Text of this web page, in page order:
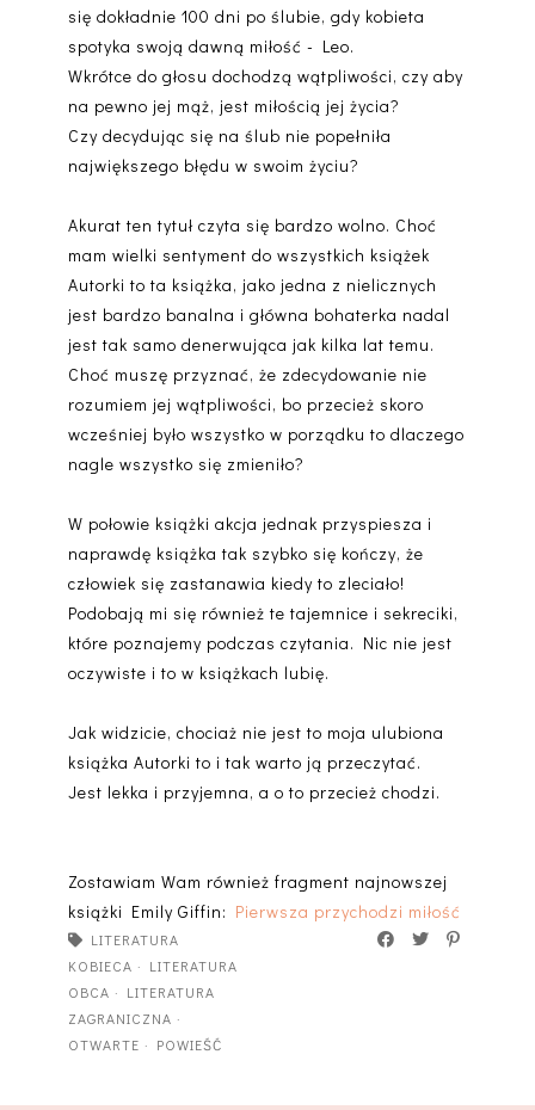
się dokładnie 100 dni po ślubie, gdy kobieta
spotyka swoją dawną miłość - Leo.
Wkrótce do głosu dochodzą wątpliwości, czy aby
na pewno jej mąż, jest miłością jej życia?
Czy decydując się na ślub nie popełniła
największego błędu w swoim życiu?
Akurat ten tytuł czyta się bardzo wolno. Choć
mam wielki sentyment do wszystkich książek
Autorki to ta książka, jako jedna z nielicznych
jest bardzo banalna i główna bohaterka nadal
jest tak samo denerwująca jak kilka lat temu.
Choć muszę przyznać, że zdecydowanie nie
rozumiem jej wątpliwości, bo przecież skoro
wcześniej było wszystko w porządku to dlaczego
nagle wszystko się zmieniło?
W połowie książki akcja jednak przyspiesza i
naprawdę książka tak szybko się kończy, że
człowiek się zastanawia kiedy to zleciało!
Podobają mi się również te tajemnice i sekreciki,
które poznajemy podczas czytania. Nic nie jest
oczywiste i to w książkach lubię.
Jak widzicie, chociaż nie jest to moja ulubiona
książka Autorki to i tak warto ją przeczytać.
Jest lekka i przyjemna, a o to przecież chodzi.
Zostawiam Wam również fragment najnowszej
książki Emily Giffin: Pierwsza przychodzi miłość
LITERATURA
KOBIECA · LITERATURA
OBCA · LITERATURA
ZAGRANICZNA ·
OTWARTE · POWIEŚĆ